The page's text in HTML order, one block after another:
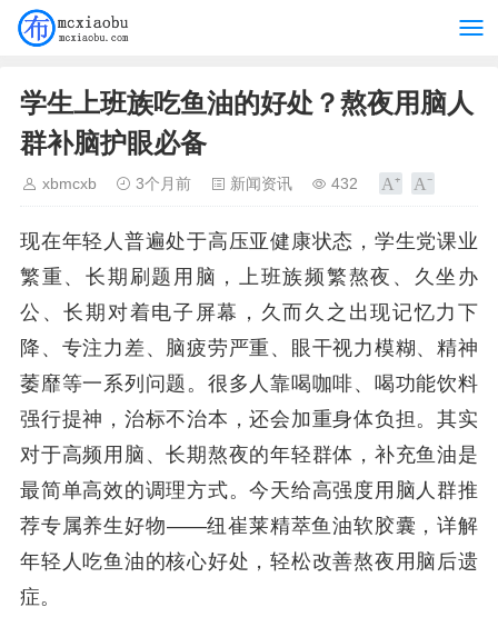
学生上班族吃鱼油的好处？熬夜用脑人
群补脑护眼必备
xbmcxb 3个月前 新闻资讯 432
现在年轻人普遍处于高压亚健康状态，学生党课业
繁重、长期刷题用脑，上班族频繁熬夜、久坐办
公、长期对着电子屏幕，久而久之出现记忆力下
降、专注力差、脑疲劳严重、眼干视力模糊、精神
萎靡等一系列问题。很多人靠喝咖啡、喝功能饮料
强行提神，治标不治本，还会加重身体负担。其实
对于高频用脑、长期熬夜的年轻群体，补充鱼油是
最简单高效的调理方式。今天给高强度用脑人群推
荐专属养生好物——纽崔莱精萃鱼油软胶囊，详解
年轻人吃鱼油的核心好处，轻松改善熬夜用脑后遗
症。